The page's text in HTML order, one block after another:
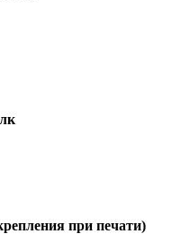
при печати)